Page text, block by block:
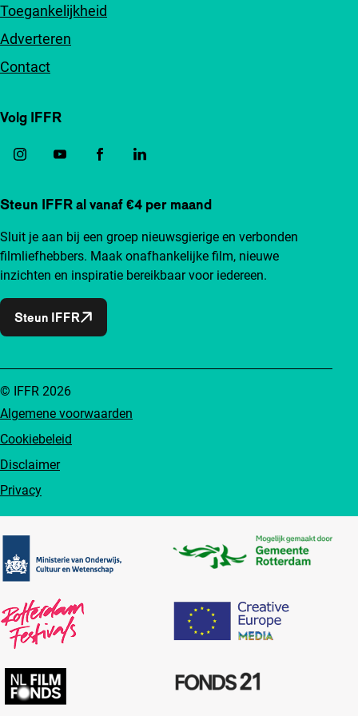
Toegankelijkheid
Adverteren
Contact
Volg IFFR
Steun IFFR al vanaf €4 per maand
Sluit je aan bij een groep nieuwsgierige en verbonden
filmliefhebbers. Maak onafhankelijke film, nieuwe
inzichten en inspiratie bereikbaar voor iedereen.
Steun IFFR
Algemene voorwaarden
Cookiebeleid
Disclaimer
Privacy
© IFFR 2026